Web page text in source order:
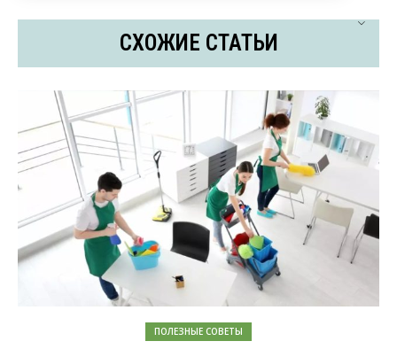
СХОЖИЕ СТАТЬИ
ПОЛЕЗНЫЕ СОВЕТЫ